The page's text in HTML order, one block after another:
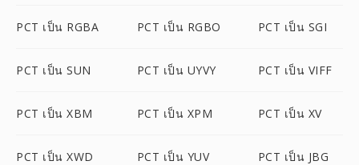
PCT เป็น RGBA PCT เป็น RGBO PCT เป็น SGI
PCT เป็น SUN PCT เป็น UYVY PCT เป็น VIFF
PCT เป็น XBM PCT เป็น XPM PCT เป็น XV
PCT เป็น XWD PCT เป็น YUV PCT เป็น JBG